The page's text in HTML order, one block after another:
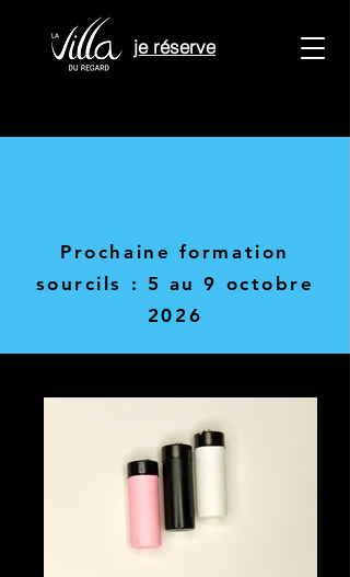
je réserve
Prochaine formation
sourcils : 5 au 9 octobre
2026